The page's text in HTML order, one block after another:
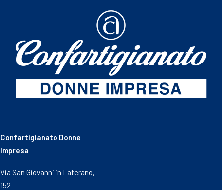
Confartigianato Donne
Impresa
Via San Giovanni in Laterano,
152